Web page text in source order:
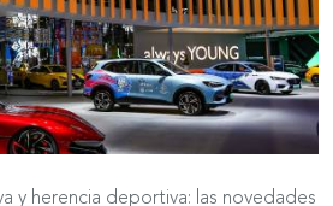
y herencia deportiva: las novedades